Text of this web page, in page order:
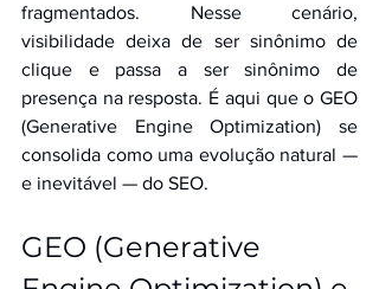
fragmentados. Nesse cenário,
visibilidade deixa de ser sinônimo de
clique e passa a ser sinônimo de
presença na resposta. É aqui que o GEO
(Generative Engine Optimization) se
consolida como uma evolução natural —
e inevitável — do SEO.
GEO (Generative